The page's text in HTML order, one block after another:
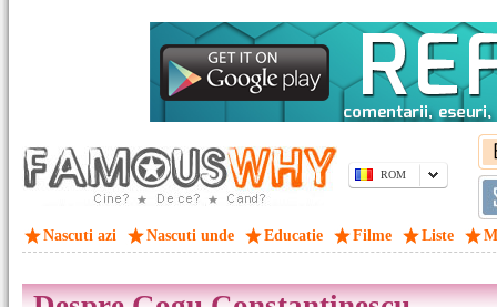
ROM
Nascuti azi Nascuti unde Educatie Filme Liste